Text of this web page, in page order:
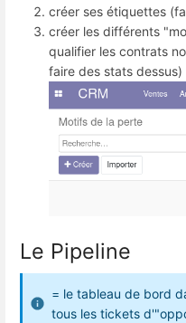
créer ses étiquettes
créer les différents
qualifier les contrats
faire des stats dessus)
Le Pipeline
= le tableau de bord
tous les tickets